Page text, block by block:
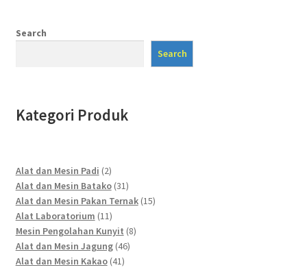
Search
Search
Kategori Produk
Alat dan Mesin Padi 22
products
Alat dan Mesin Batako 3131
products
Alat dan Mesin Pakan Ternak 1515
Alat Laboratorium 1111
products
Mesin Pengolahan Kunyit 88
Alat dan Mesin Jagung 4646
Alat dan Mesin Kakao 4141